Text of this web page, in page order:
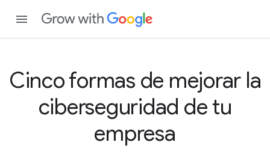
Cinco formas de mejorar la
ciberseguridad de tu
empresa